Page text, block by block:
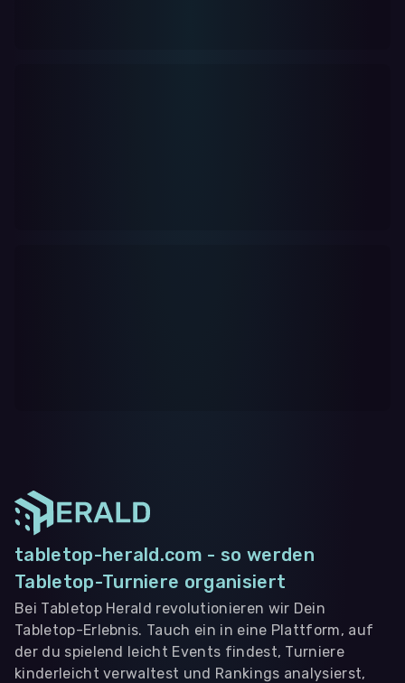
tabletop-herald.com - so werden
Tabletop-Turniere organisiert
Bei Tabletop Herald revolutionieren wir Dein
Tabletop-Erlebnis. Tauch ein in eine Plattform, auf
der du spielend leicht Events findest, Turniere
kinderleicht verwaltest und Rankings analysierst,